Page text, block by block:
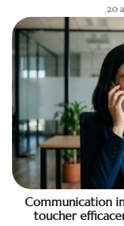
20
Communication
toucher